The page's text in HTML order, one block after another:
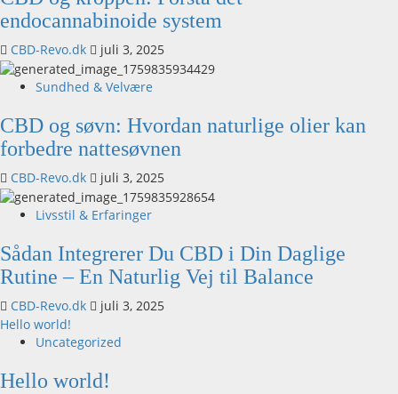
endocannabinoide system
CBD-Revo.dk juli 3, 2025
Sundhed & Velvære
CBD og søvn: Hvordan naturlige olier kan
forbedre nattesøvnen
CBD-Revo.dk juli 3, 2025
Livsstil & Erfaringer
Sådan Integrerer Du CBD i Din Daglige
Rutine – En Naturlig Vej til Balance
CBD-Revo.dk
juli 3, 2025
Hello world!
Uncategorized
Hello world!